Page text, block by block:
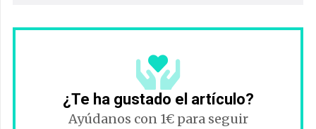
¿Te ha gustado el artículo?
Ayúdanos con 1€ para seguir